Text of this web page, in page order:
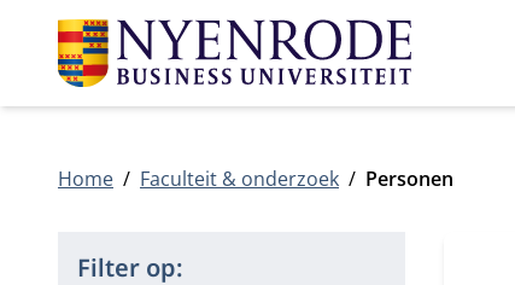
Home Faculteit & onderzoek Personen
Filter op: